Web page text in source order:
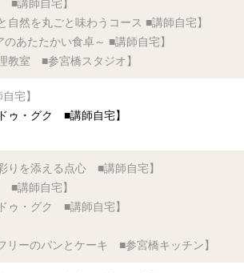
■講師自宅】
自然を丸ごと味わうコース ■講師自宅】
あたたかい食卓～ ■講師自宅】
教室 ■参宮橋スタジオ】
宅】
ゥ・グク ■講師自宅】
りを添える点心 ■講師自宅】
■講師自宅】
ゥ・グク ■講師自宅】
リーのパンとケーキ ■参宮橋キッチン】